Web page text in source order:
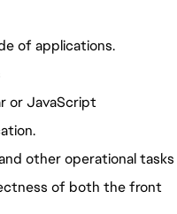
of applications.
or JavaScript
other operational tasks
of both the front